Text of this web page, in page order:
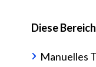
Diese
Manuelles